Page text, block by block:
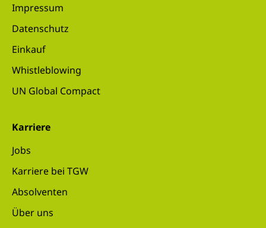
Impressum
Datenschutz
Einkauf
Whistleblowing
UN Global Compact
Karriere
Jobs
Karriere bei TGW
Absolventen
Über uns